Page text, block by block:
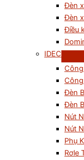
Đèn
Đèn
Điều
IDEC
Công
Đèn
Đèn
Nút
Nút
Phụ
Rơle